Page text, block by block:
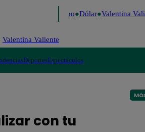
Fútbol peruano Dólar Valentina
Valentina Valiente
DeportesEspectáculos
con tu